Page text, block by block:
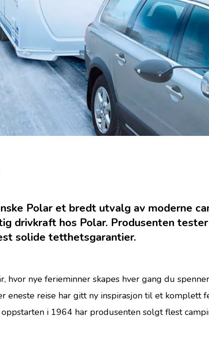
Polar et bredt utvalg av moderne
drivkraft hos Polar. Produsenten
solide tetthetsgarantier.
hvor nye ferieminner skapes hver gang du
reise har gitt ny inspirasjon til et komplett
i 1964 har produsenten solgt flest